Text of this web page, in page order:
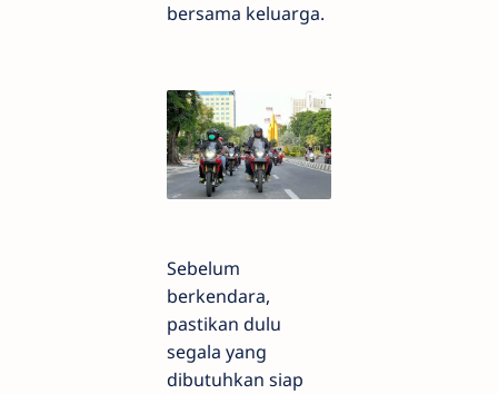
bersama keluarga.
Sebelum
berkendara,
pastikan dulu
segala yang
dibutuhkan siap